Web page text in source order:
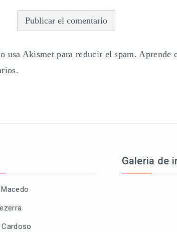
usa Akismet para reducir el spam.Aprende
Galeria de